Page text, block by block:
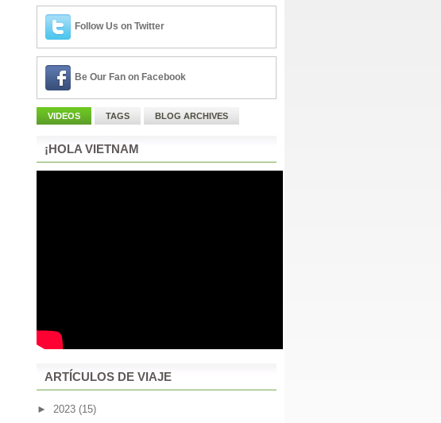
Follow Us on Twitter
Be Our Fan on Facebook
VIDEOS TAGS BLOG ARCHIVES
¡HOLA VIETNAM
ARTÍCULOS DE VIAJE
► 2023 (15)